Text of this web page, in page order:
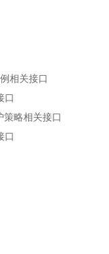
相关接口
口
策略相关接口
口